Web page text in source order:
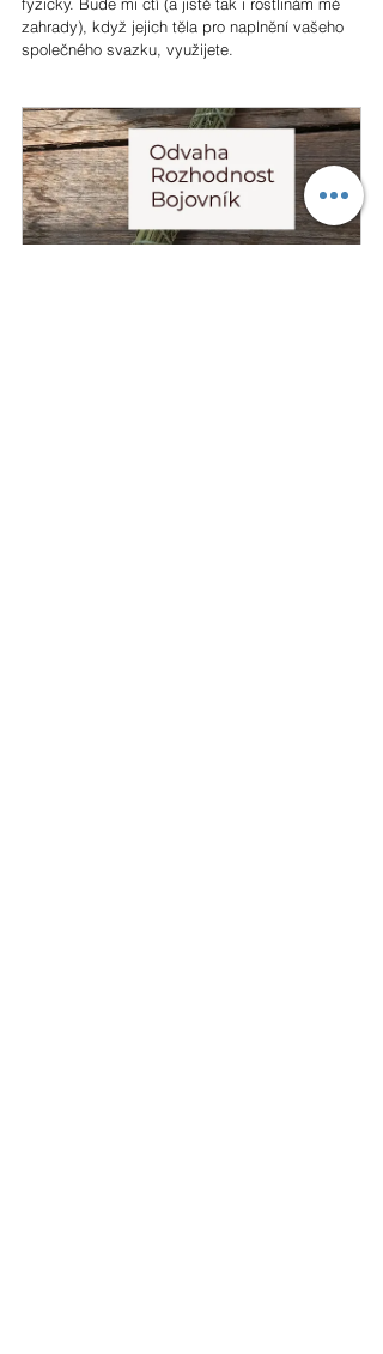
fyzicky. Bude mi ctí (a jistě tak i rostlinám mé
zahrady), když jejich těla pro naplnění vašeho
společného svazku, využijete.